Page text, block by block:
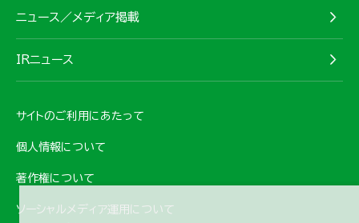
ニュース／メディア掲載
IRニュース
サイトのご利用にあたって
個人情報について
著作権について
ソーシャルメディア運用について